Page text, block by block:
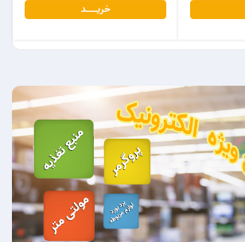
خریـــــــد